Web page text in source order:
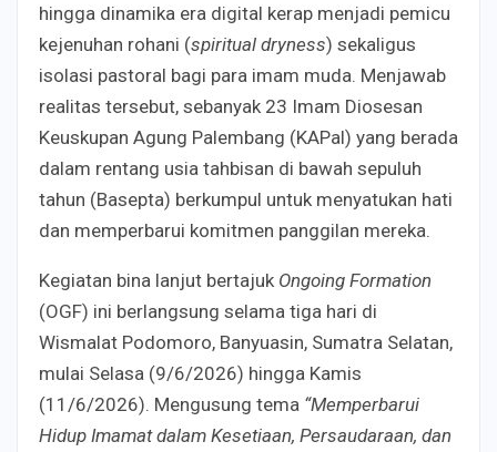
hingga dinamika era digital kerap menjadi pemicu
kejenuhan rohani (spiritual dryness) sekaligus
isolasi pastoral bagi para imam muda. Menjawab
realitas tersebut, sebanyak 23 Imam Diosesan
Keuskupan Agung Palembang (KAPal) yang berada
dalam rentang usia tahbisan di bawah sepuluh
tahun (Basepta) berkumpul untuk menyatukan hati
dan memperbarui komitmen panggilan mereka.
Kegiatan bina lanjut bertajuk Ongoing Formation
(OGF) ini berlangsung selama tiga hari di
Wismalat Podomoro, Banyuasin, Sumatra Selatan,
mulai Selasa (9/6/2026) hingga Kamis
(11/6/2026). Mengusung tema “Memperbarui
Hidup Imamat dalam Kesetiaan, Persaudaraan, dan